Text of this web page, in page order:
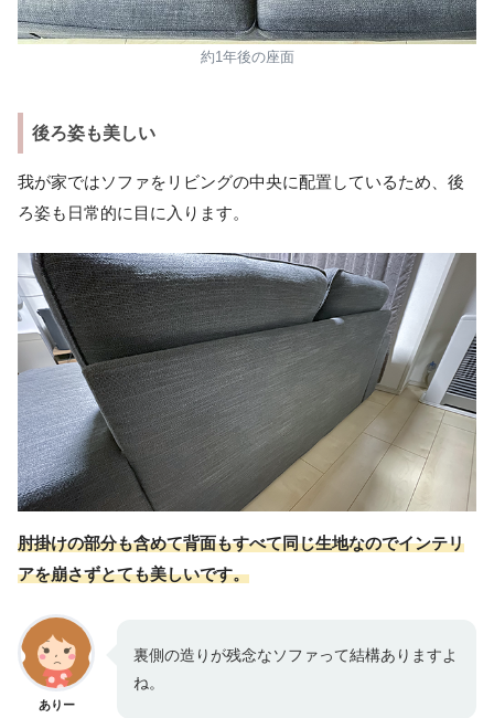
約1年後の座面
後ろ姿も美しい
我が家ではソファをリビングの中央に配置しているため、後
ろ姿も日常的に目に入ります。
肘掛けの部分も含めて背面もすべて同じ生地なのでインテリ
アを崩さずとても美しいです。
ありー
裏側の造りが残念なソファって結構ありますよ
ね。